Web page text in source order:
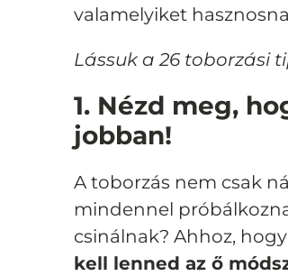
valamelyiket
Lássuk a 26 toborzási
1. Nézd meg,
jobban!
A toborzás nem csak
mindennel
csinálnak? Ahhoz,
kell lenned az ő